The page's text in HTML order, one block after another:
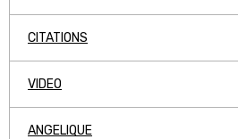
CITATIONS
VIDEO
ANGELIQUE